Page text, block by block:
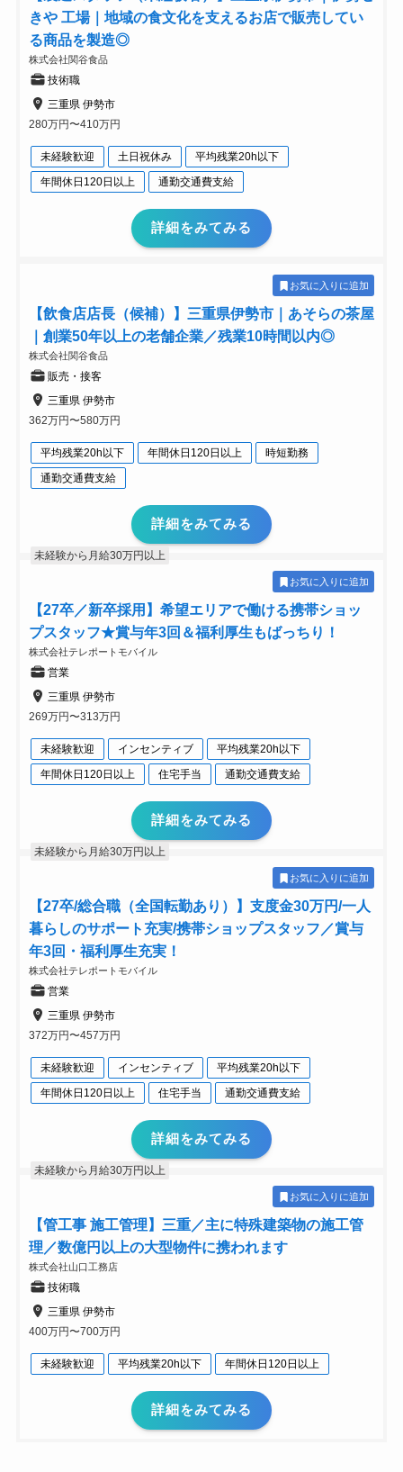
きや 工場｜地域の食文化を支えるお店で販売してい
る商品を製造◎
株式会社関谷食品
技術職
三重県 伊勢市
280万円〜410万円
未経験歓迎 土日祝休み
平均残業20h以下
年間休日120日以上
通勤交通費支給
詳細をみてみる
お気に入りに追加
【飲食店店長（候補）】三重県伊勢市｜あそらの茶屋
｜創業50年以上の老舗企業／残業10時間以内◎
株式会社関谷食品
販売・接客
三重県 伊勢市
362万円〜580万円
平均残業20h以下 年間休日120日以上
時短勤務
通勤交通費支給
詳細をみてみる
未経験から月給30万円以上
お気に入りに追加
【27卒／新卒採用】希望エリアで働ける携帯ショッ
プスタッフ★賞与年3回＆福利厚生もばっちり！
株式会社テレポートモバイル
営業
三重県 伊勢市
269万円〜313万円
未経験歓迎 インセンティブ
平均残業20h以下
年間休日120日以上
住宅手当 通勤交通費支給
詳細をみてみる
未経験から月給30万円以上
お気に入りに追加
【27卒/総合職（全国転勤あり）】支度金30万円/一人
暮らしのサポート充実/携帯ショップスタッフ／賞与
年3回・福利厚生充実！
株式会社テレポートモバイル
営業
三重県 伊勢市
372万円〜457万円
未経験歓迎 インセンティブ
平均残業20h以下
年間休日120日以上
住宅手当 通勤交通費支給
詳細をみてみる
未経験から月給30万円以上
お気に入りに追加
【管工事 施工管理】三重／主に特殊建築物の施工管
理／数億円以上の大型物件に携われます
株式会社山口工務店
技術職
三重県 伊勢市
400万円〜700万円
未経験歓迎 平均残業20h以下 年間休日120日以上
詳細をみてみる